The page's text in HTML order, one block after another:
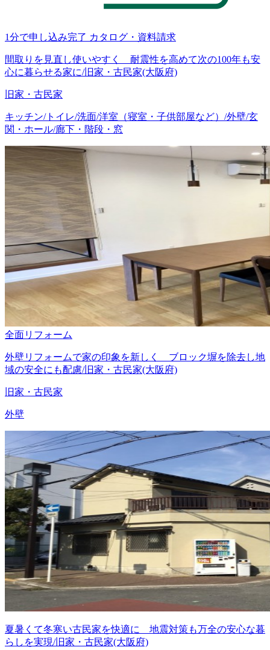
1分で申し込み完了 カタログ・資料請求
間取りを見直し使いやすく 耐震性を高めて次の100年も安
心に暮らせる家に/旧家・古民家(大阪府)
旧家・古民家
キッチン/トイレ/洗面/洋室（寝室・子供部屋など）/外壁/玄
関・ホール/廊下・階段・窓
全面リフォーム
外壁リフォームで家の印象を新しく ブロック塀を除去し地
域の安全にも配慮/旧家・古民家(大阪府)
旧家・古民家
外壁
夏暑くて冬寒い古民家を快適に 地震対策も万全の安心な暮
らしを実現/旧家・古民家(大阪府)